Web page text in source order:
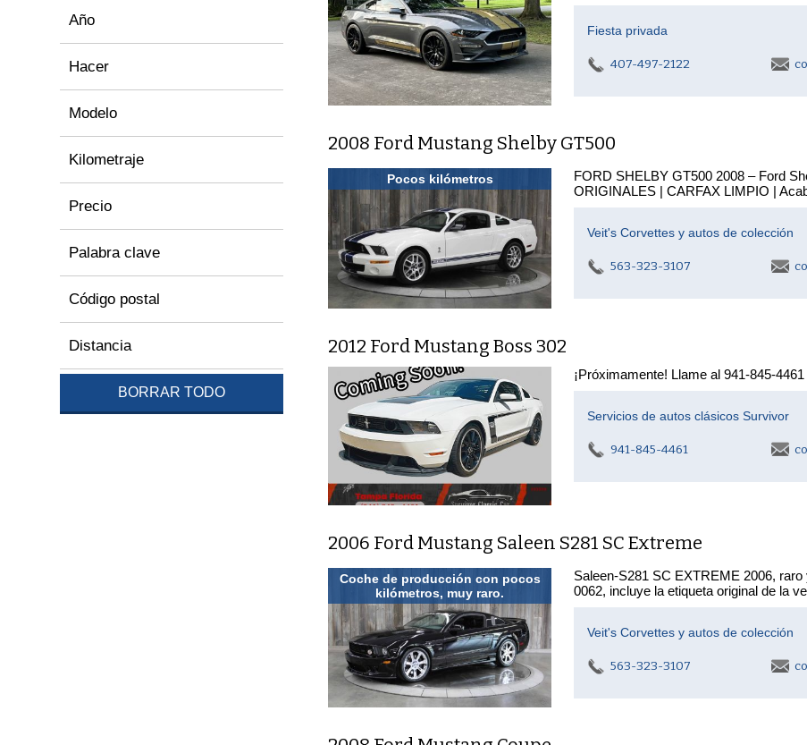
Año
Hacer
Modelo
Kilometraje
Precio
Palabra clave
Código postal
Distancia
BORRAR TODO
Fiesta privada
407-497-2122
2008 Ford Mustang Shelby GT500
Pocos kilómetros
FORD SHELBY GT500 2008 – Ford
ORIGINALES | CARFAX LIMPIO |
Veit's Corvettes y autos de colección
563-323-3107
2012 Ford Mustang Boss 302
¡Próximamente! Llame al 941-845-
Servicios de autos clásicos Survivor
941-845-4461
2006 Ford Mustang Saleen S281 SC Extreme
Coche de producción con pocos
kilómetros, muy raro.
Saleen-S281 SC EXTREME 2006,
0062, incluye la etiqueta original de la
Veit's Corvettes y autos de colección
563-323-3107